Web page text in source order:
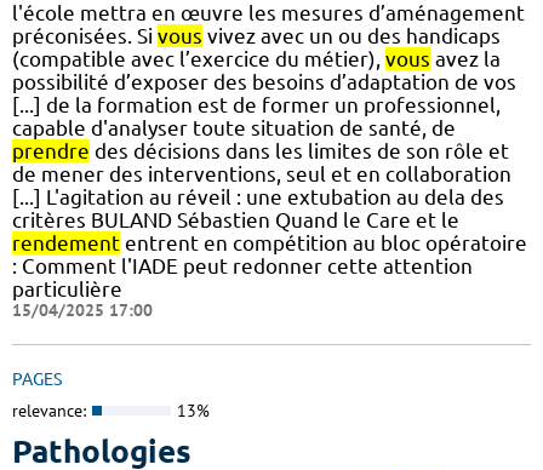
l'école mettra en œuvre les mesures d’aménagement
préconisées. Si vous vivez avec un ou des handicaps
(compatible avec l’exercice du métier), vous avez la
possibilité d’exposer des besoins d’adaptation de vos
[...] de la formation est de former un professionnel,
capable d'analyser toute situation de santé, de
prendre des décisions dans les limites de son rôle et
de mener des interventions, seul et en collaboration
[...] L'agitation au réveil : une extubation au dela des
critères BULAND Sébastien Quand le Care et le
rendement entrent en compétition au bloc opératoire
: Comment l'IADE peut redonner cette attention
particulière
15/04/2025 17:00
PAGES
relevance: 13%
Pathologies